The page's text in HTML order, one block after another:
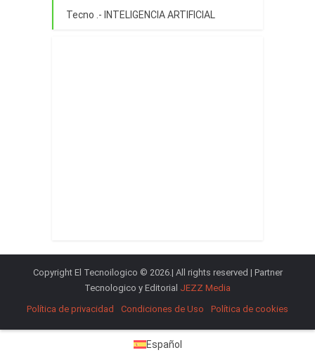
Tecno .- INTELIGENCIA ARTIFICIAL
Copyright El Tecnoilogico © 2026.| All rights reserved | Partner
Tecnologico y Editorial JEZZ Media
Política de privacidad
Condiciones de Uso Política de cookies
Español